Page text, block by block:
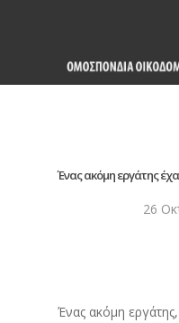
content
Ένας ακόμη εργάτης
26
Ένας ακόμη